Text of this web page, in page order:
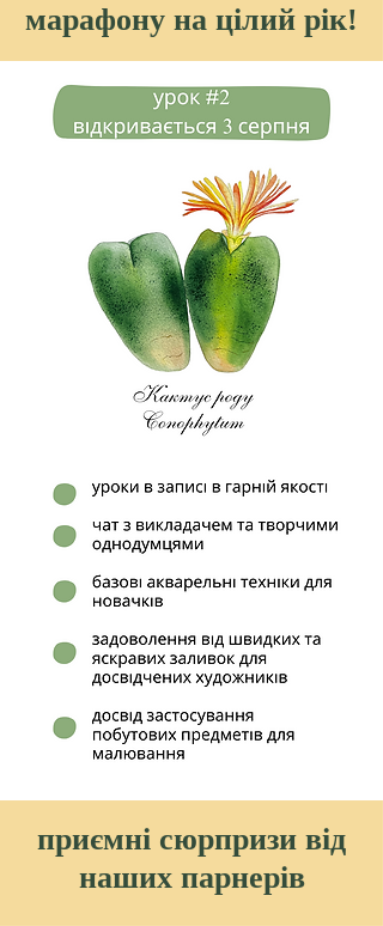
марафону на цілий рік!
приємні сюрпризи від
наших парнерів